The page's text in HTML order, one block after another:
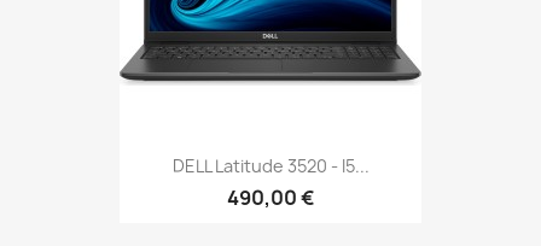
DELL Latitude 3520 - I5...
490,00 €